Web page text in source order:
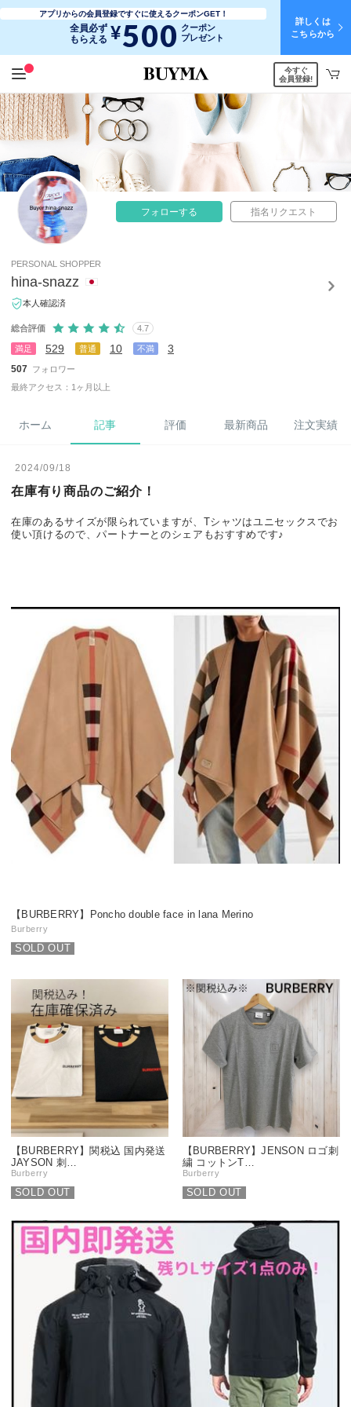
アプリからの会員登録ですぐに使えるクーポンGET！
全員必ず
もらえる ¥500 クーポン
プレゼント
詳しくは
こちらから
今すぐ
会員登録!
フォローする 指名リクエスト
PERSONAL SHOPPER
hina-snazz
本人確認済
総合評価 4.7
満足 529 普通 10 不満 3
507 フォロワー
最終アクセス：1ヶ月以上
ホーム 記事 評価 最新商品 注文実績
2024/09/18
在庫有り商品のご紹介！
在庫のあるサイズが限られていますが、Tシャツはユニセックスでお
使い頂けるので、パートナーとのシェアもおすすめです♪
【BURBERRY】Poncho double face in lana Merino
Burberry
SOLD OUT
【BURBERRY】関税込 国内発送
JAYSON 刺…
Burberry
SOLD OUT
【BURBERRY】JENSON ロゴ刺
繍 コットンT…
Burberry
SOLD OUT